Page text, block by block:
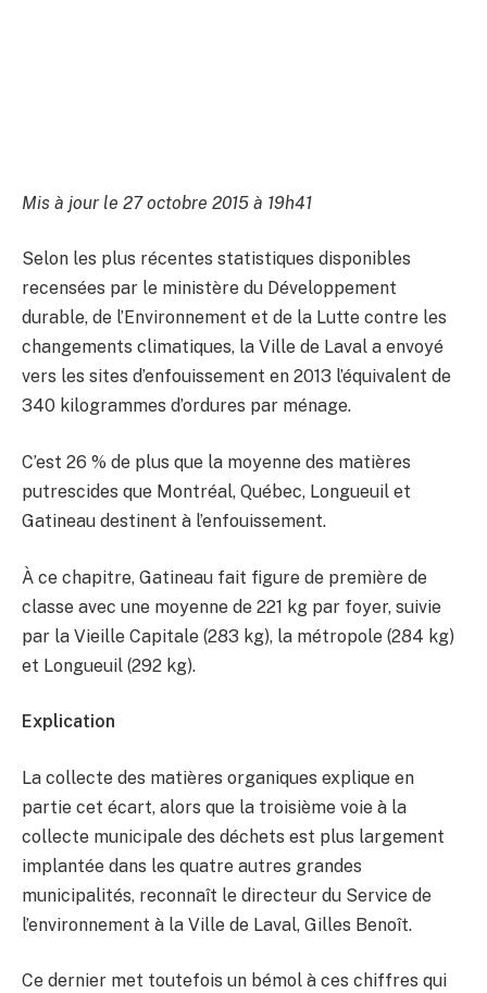
Mis à jour le 27 octobre 2015 à 19h41
Selon les plus récentes statistiques disponibles
recensées par le ministère du Développement
durable, de l’Environnement et de la Lutte contre les
changements climatiques, la Ville de Laval a envoyé
vers les sites d’enfouissement en 2013 l’équivalent de
340 kilogrammes d’ordures par ménage.
C’est 26 % de plus que la moyenne des matières
putrescides que Montréal, Québec, Longueuil et
Gatineau destinent à l’enfouissement.
À ce chapitre, Gatineau fait figure de première de
classe avec une moyenne de 221 kg par foyer, suivie
par la Vieille Capitale (283 kg), la métropole (284 kg)
et Longueuil (292 kg).
Explication
La collecte des matières organiques explique en
partie cet écart, alors que la troisième voie à la
collecte municipale des déchets est plus largement
implantée dans les quatre autres grandes
municipalités, reconnaît le directeur du Service de
l’environnement à la Ville de Laval, Gilles Benoît.
Ce dernier met toutefois un bémol à ces chiffres qui